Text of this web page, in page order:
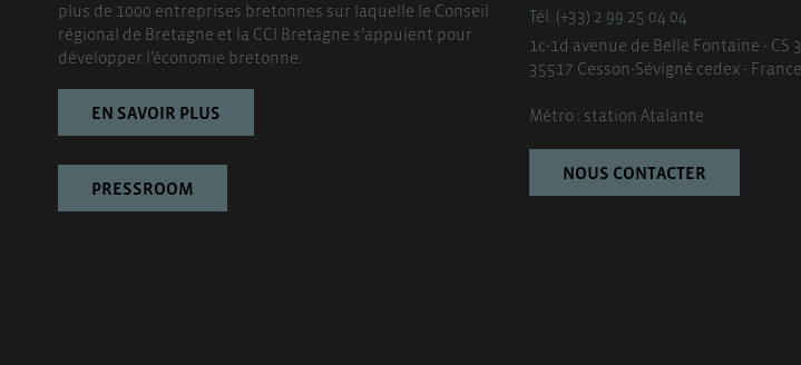
plus de 1000 entreprises bretonnes sur laquelle le Conseil
régional de Bretagne et la CCI Bretagne s’appuient pour
développer l’économie bretonne.
EN SAVOIR PLUS
PRESSROOM
Tél. (+33) 2 99 25 04 04
1c-1d avenue de Belle Fontaine - CS
35517 Cesson-Sévigné cedex - France
Métro : station Atalante
NOUS CONTACTER